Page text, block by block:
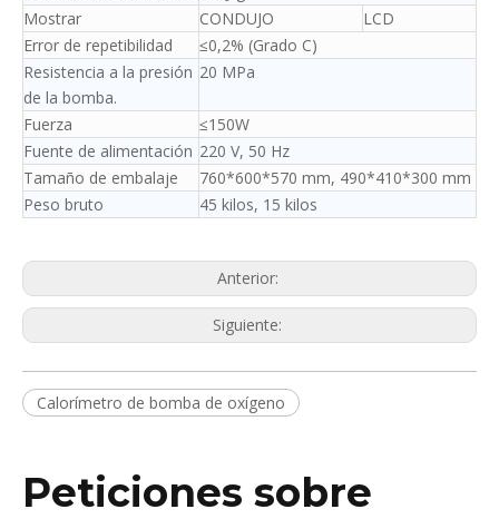
Mostrar
CONDUJO
LCD
Error de repetibilidad
≤0,2% (Grado C)
Resistencia a la presión
de la bomba.
20 MPa
Fuerza
≤150W
Fuente de alimentación 220 V, 50 Hz
Tamaño de embalaje
760*600*570 mm, 490*410*300 mm
Peso bruto
45 kilos, 15 kilos
Anterior:
Siguiente:
Calorímetro de bomba de oxígeno
Peticiones sobre